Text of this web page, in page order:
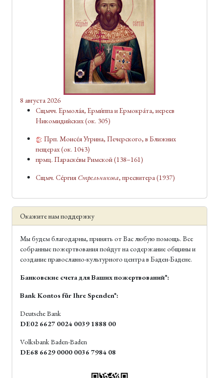
8 августа 2026
Сщмчч. Ермола́я, Ерми́ппа и Ермокра́та, иереев
Никомидийских(ок. 305)
Прп. Моисе́я У́грина, Печерского, в Ближних
пещерах(ок. 1043)
прмц. Параске́вы Римской(138–161)
Сщмч. Се́ргия Стрельникова, пресвитера (1937)
Окажите нам поддержку
Мы будем благодарны, принять от Вас любую помощь. Все
собранные пожертвования пойдут на содержание общины и
создание православно-культурного центра в Баден-Бадене.
Банковские счета для Ваших пожертвований*:
Bank Kontos für Ihre Spenden*:
Deutsche Bank
DE02 6627 0024 0039 1888 00
Volksbank Baden-Baden
DE68 6629 0000 0036 7984 08